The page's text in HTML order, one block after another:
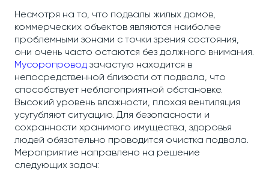
Несмотря на то, что подвалы жилых домов,
коммерческих объектов являются наиболее
проблемными зонами с точки зрения состояния,
они очень часто остаются без должного внимания.
Мусоропровод зачастую находится в
непосредственной близости от подвала, что
способствует неблагоприятной обстановке.
Высокий уровень влажности, плохая вентиляция
усугубляют ситуацию. Для безопасности и
сохранности хранимого имущества, здоровья
людей обязательно проводится очистка подвала.
Мероприятие направлено на решение
следующих задач: